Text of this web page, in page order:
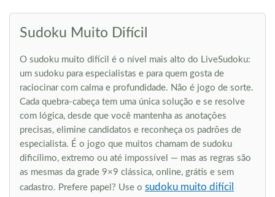
Sudoku Muito Difícil
O sudoku muito difícil é o nível mais alto do LiveSudoku:
um sudoku para especialistas e para quem gosta de
raciocinar com calma e profundidade. Não é jogo de sorte.
Cada quebra-cabeça tem uma única solução e se resolve
com lógica, desde que você mantenha as anotações
precisas, elimine candidatos e reconheça os padrões de
especialista. É o jogo que muitos chamam de sudoku
dificílimo, extremo ou até impossível — mas as regras são
as mesmas da grade 9×9 clássica, online, grátis e sem
cadastro. Prefere papel? Use o sudoku muito difícil